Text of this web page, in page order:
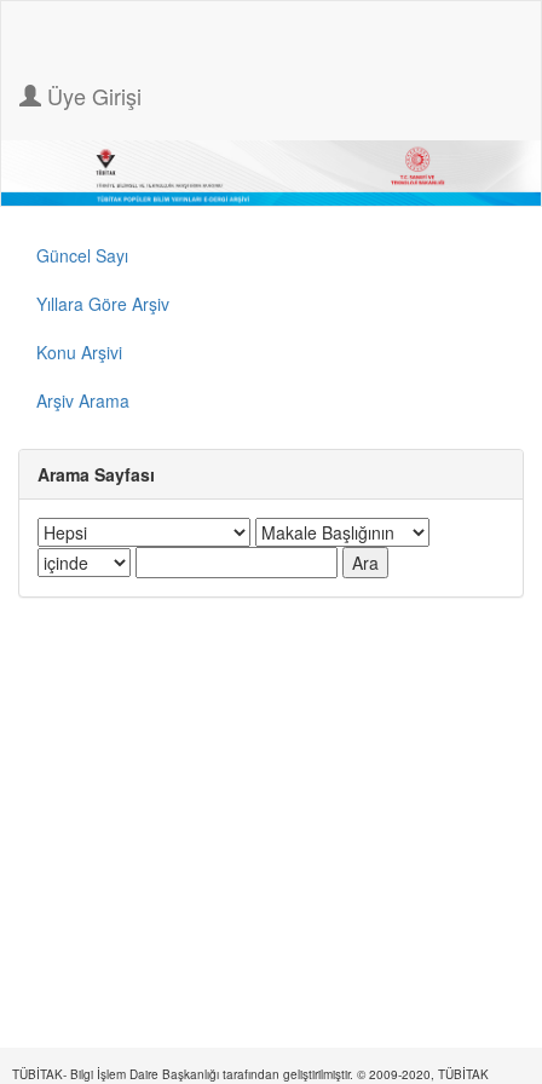
Üye Girişi
Güncel Sayı
Yıllara Göre Arşiv
Konu Arşivi
Arşiv Arama
Arama Sayfası
TÜBİTAK- Bilgi İşlem Daire Başkanlığı tarafından geliştirilmiştir. © 2009-2020, TÜBİTAK